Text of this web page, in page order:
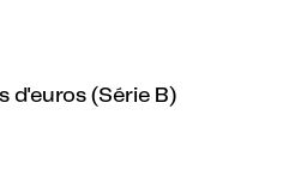
d'euros (Série B)